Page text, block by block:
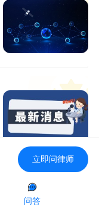
立即问律师
问答